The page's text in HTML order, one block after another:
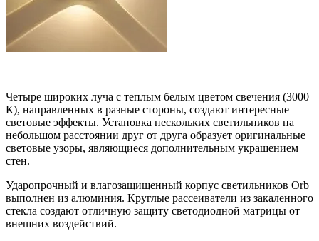
Четыре широких луча с теплым белым цветом свечения (3000
К), направленных в разные стороны, создают интересные
световые эффекты. Установка нескольких светильников на
небольшом расстоянии друг от друга образует оригинальные
световые узоры, являющиеся дополнительным украшением
стен.
Ударопрочный и влагозащищенный корпус светильников Orb
выполнен из алюминия. Круглые рассеиватели из закаленного
стекла создают отличную защиту светодиодной матрицы от
внешних воздействий.